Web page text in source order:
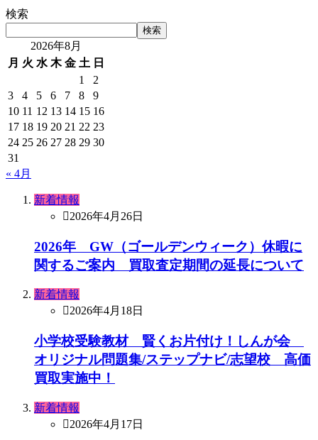
検索
検索
2026年8月
月 火 水 木 金 土 日
1
2
3
4 5 6 7 8
9
10 11 12 13 14 15 16
17 18 19 20 21 22 23
24 25 26 27 28 29 30
31
« 4月
新着情報
2026年4月26日
2026年 GW（ゴールデンウィーク）休暇に
関するご案内 買取査定期間の延長について
新着情報
2026年4月18日
小学校受験教材 賢くお片付け！しんが会
オリジナル問題集/ステップナビ/志望校 高価
買取実施中！
新着情報
2026年4月17日